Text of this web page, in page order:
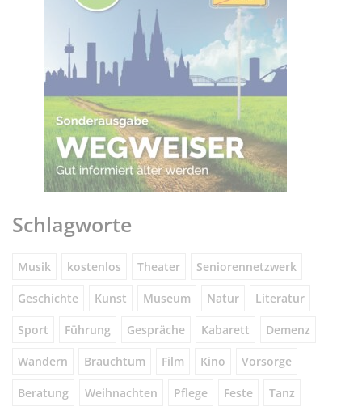
Schlagworte
Musik kostenlos Theater Seniorennetzwerk
Geschichte Kunst Museum Natur Literatur
Sport Führung Gespräche Kabarett Demenz
Wandern Brauchtum Film Kino Vorsorge
Beratung Weihnachten Pflege Feste Tanz